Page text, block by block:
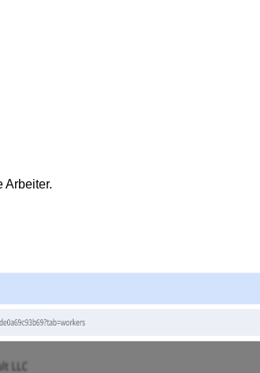
Arbeiter.